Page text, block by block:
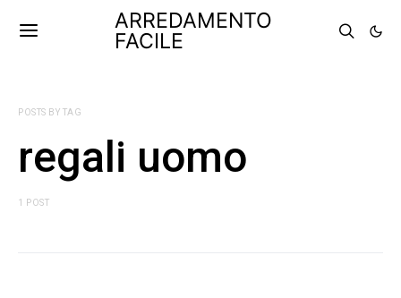
ARREDAMENTO
FACILE
POSTS BY TAG
regali uomo
1 POST